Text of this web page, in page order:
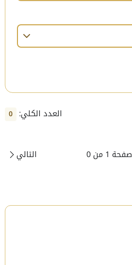
العدد الكلي: 0
صفحة 1 من 0 التالي